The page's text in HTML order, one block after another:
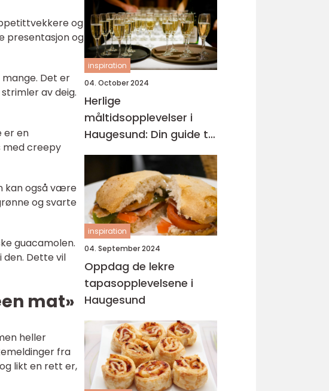
og
presentasjon og
Det er
av deig.
er en
med creepy
kan også være
og svarte
guacamolen.
Dette vil
mat»
heller
fra
likt en rett er,
inspiration
04. October 2024
Herlige
måltidsopplevelser i
Haugesund: Din guide til
lokal catering
inspiration
04. September 2024
Oppdag de lekre
tapasopplevelsene i
Haugesund